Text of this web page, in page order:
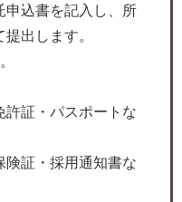
申込書を記入し、所
出します。
許証・パスポートな
険証・採用通知書な